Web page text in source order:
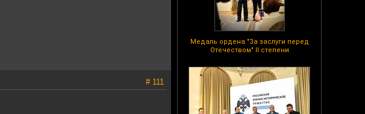
Медаль ордена "За заслуги перед
Отечеством" II степени
# 111